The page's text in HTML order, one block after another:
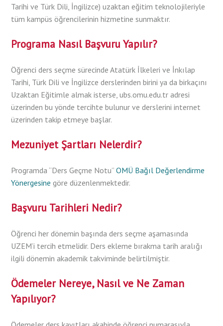
Tarihi ve Türk Dili, İngilizce) uzaktan eğitim teknolojileriyle
tüm kampüs öğrencilerinin hizmetine sunmaktır.
Programa Nasıl Başvuru Yapılır?
Öğrenci ders seçme sürecinde Atatürk İlkeleri ve İnkılap
Tarihi, Türk Dili ve İngilizce derslerinden birini ya da birkaçını
Uzaktan Eğitimle almak isterse, ubs.omu.edu.tr adresi
üzerinden bu yönde tercihte bulunur ve derslerini internet
üzerinden takip etmeye başlar.
Mezuniyet Şartları Nelerdir?
Programda “Ders Geçme Notu”OMÜ Bağıl Değerlendirme
Yönergesine göre düzenlenmektedir.
Başvuru Tarihleri Nedir?
Öğrenci her dönemin başında ders seçme aşamasında
UZEM’i tercih etmelidir. Ders ekleme bırakma tarih aralığı
ilgili dönemin akademik takviminde belirtilmiştir.
Ödemeler Nereye, Nasıl ve Ne Zaman
Yapılıyor?